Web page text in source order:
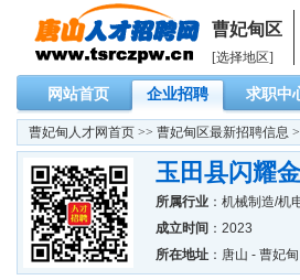
曹妃甸区
[选择地区]
网站首页 企业招聘 求职中
曹妃甸人才网首页 >> 曹妃甸区最新招聘信息
玉田县闪耀
所属行业 ： 机械制造/机
成立时间 ：2023
所在地址 ：唐山 - 曹妃甸